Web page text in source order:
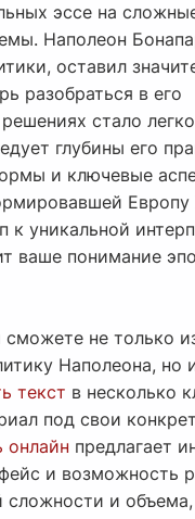
эссе на
Наполеон
оставил
разобраться в его
стало
глубины его
и ключевые
Европу
к уникальной
ваше понимание
не только
Наполеона, но
текст в несколько
под свои
онлайн предлагает
и возможность
и объема,